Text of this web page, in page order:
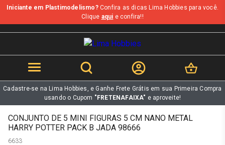
b
Iniciante em Plastimodelismo?Confira as dicas Lima Hobbies para você.
Clique aqui e confira!!
Cadastre-se na Lima Hobbies, e Ganhe Frete Grátis em sua Primeira Compra
usando o Cupom "FRETENAFAIXA" e aproveite!
CONJUNTO DE 5 MINI FIGURAS 5 CM NANO METAL
HARRY POTTER PACK B JADA 98666
6633